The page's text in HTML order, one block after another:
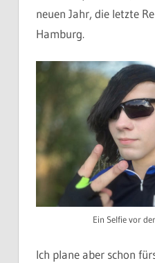
neuen Jahr, die letzte
Hamburg.
Ein Selfie vor
Ich plane aber schon